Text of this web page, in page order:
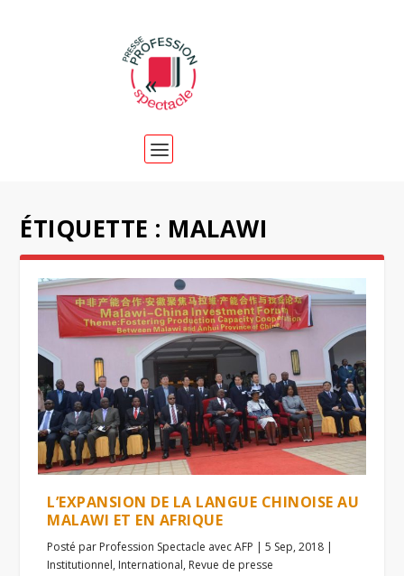
ÉTIQUETTE : MALAWI
L’EXPANSION DE LA LANGUE CHINOISE AU
MALAWI ET EN AFRIQUE
Posté par Profession Spectacle avec AFP |5 Sep, 2018 |
Institutionnel, International, Revue de presse